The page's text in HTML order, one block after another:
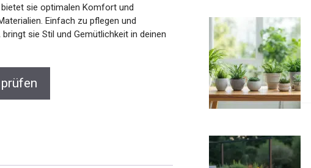
sie optimalen Komfort und
Einfach zu pflegen und
sie Stil und Gemütlichkeit in deinen